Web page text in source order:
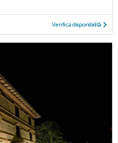
Verifica disponibilità